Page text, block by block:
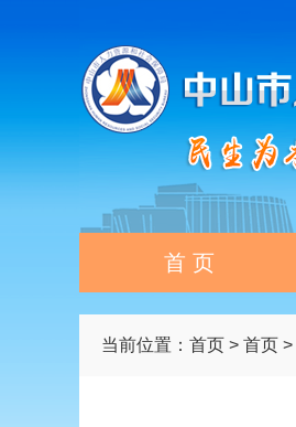
首 页
当前位置： 首页 > 首页 >